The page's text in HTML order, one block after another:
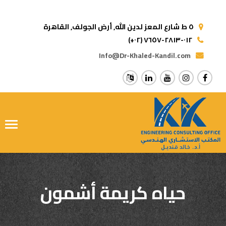
٥ ط شارع المعز لدين الله,
أرض الجولف, القاهرة
(+٠٢) ٠١٢-٢٨١٣-٧٦٥٧
Info@Dr-Khaled-Kandil.com
حياه كريمة أشمون